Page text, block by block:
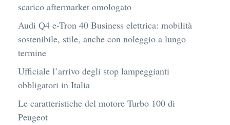
scarico aftermarket omologato
Audi Q4 e-Tron 40 Business elettrica: mobilità
sostenibile, stile, anche con noleggio a lungo
termine
Ufficiale l’arrivo degli stop lampeggianti
obbligatori in Italia
Le caratteristiche del motore Turbo 100 di
Peugeot